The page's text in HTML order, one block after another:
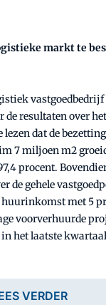
markt te
vastgoedbedrijf
de resultaten over
lezen dat de
7 miljoen m2
procent.
de gehele
huurinkomst met 5
voorverhuurde
het laatste
VERDER